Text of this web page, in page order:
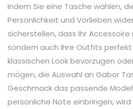
Indem Sie eine Tasche wählen,
Persönlichkeit und Vorlieben
sicherstellen, dass Ihr
sondern auch Ihre Outfits
klassischen Look bevorzugen
mögen, die Auswahl an Gabor
Geschmack das passende
persönliche Note einbringen,